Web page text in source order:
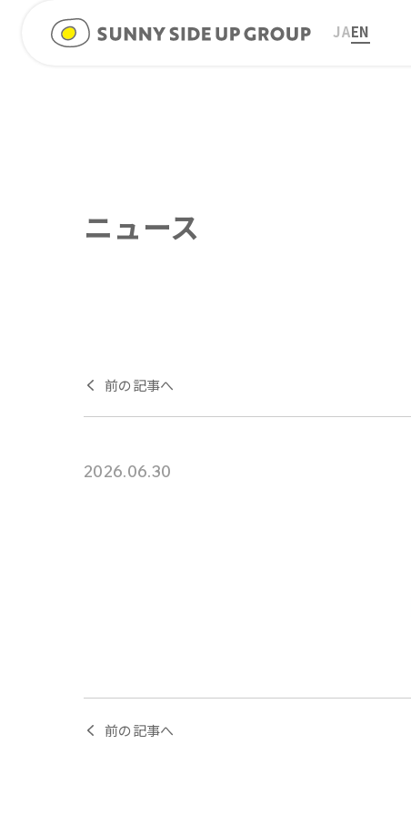
JAEN
ニュース
前の記事へ
2026.06.30
前の記事へ